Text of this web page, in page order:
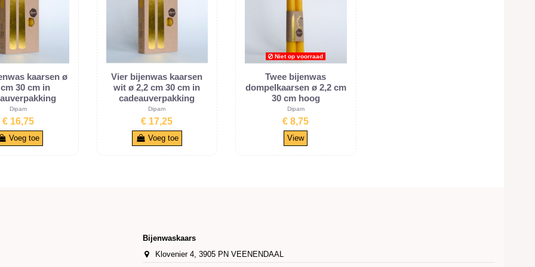
kaarsen ø
30 cm in
Dipam
€ 16,75
Voeg toe
Vier bijenwas kaarsen
wit ø 2,2 cm 30 cm in
cadeauverpakking
Dipam
€ 17,25
Voeg toe
Niet op voorraad
Twee bijenwas
dompelkaarsen ø 2,2 cm
30 cm hoog
Dipam
€ 8,75
View
Bijenwaskaars
Klovenier 4, 3905 PN VEENENDAAL